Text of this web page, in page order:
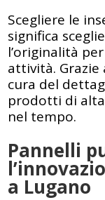
Scegliere le
significa
l’originalità
attività. Grazie
cura del
prodotti di
nel tempo.
Pannelli
a Lugano